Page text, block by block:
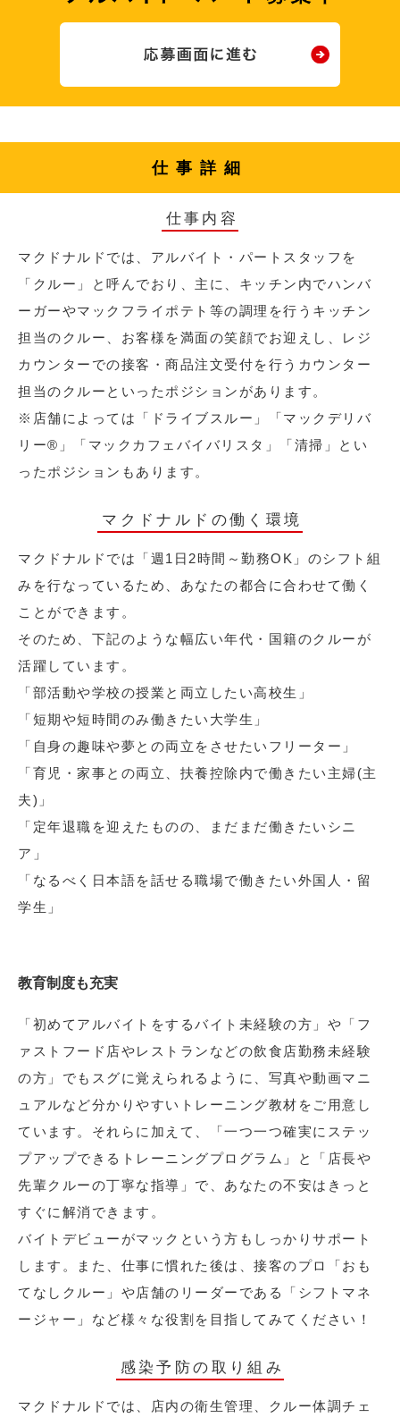
仕事詳細
仕事内容
マクドナルドでは、アルバイト・パートスタッフを
「クルー」と呼んでおり、主に、キッチン内でハンバ
ーガーやマックフライポテト等の調理を行うキッチン
担当のクルー、お客様を満面の笑顔でお迎えし、レジ
カウンターでの接客・商品注文受付を行うカウンター
担当のクルーといったポジションがあります。
※店舗によっては「ドライブスルー」「マックデリバ
リー®︎」「マックカフェバイバリスタ」「清掃」とい
ったポジションもあります。
マクドナルドの働く環境
マクドナルドでは「週1日2時間～勤務OK」のシフト組
みを行なっているため、あなたの都合に合わせて働く
ことができます。
そのため、下記のような幅広い年代・国籍のクルーが
活躍しています。
「部活動や学校の授業と両立したい高校生」
「短期や短時間のみ働きたい大学生」
「自身の趣味や夢との両立をさせたいフリーター」
「育児・家事との両立、扶養控除内で働きたい主婦(主
夫)」
「定年退職を迎えたものの、まだまだ働きたいシニ
ア」
「なるべく日本語を話せる職場で働きたい外国人・留
学生」
教育制度も充実
「初めてアルバイトをするバイト未経験の方」や「フ
ァストフード店やレストランなどの飲食店勤務未経験
の方」でもスグに覚えられるように、写真や動画マニ
ュアルなど分かりやすいトレーニング教材をご用意し
ています。それらに加えて、「一つ一つ確実にステッ
プアップできるトレーニングプログラム」と「店長や
先輩クルーの丁寧な指導」で、あなたの不安はきっと
すぐに解消できます。
バイトデビューがマックという方もしっかりサポート
します。また、仕事に慣れた後は、接客のプロ「おも
てなしクルー」や店舗のリーダーである「シフトマネ
ージャー」など様々な役割を目指してみてください！
感染予防の取り組み
マクドナルドでは、店内の衛生管理、クルー体調チェ